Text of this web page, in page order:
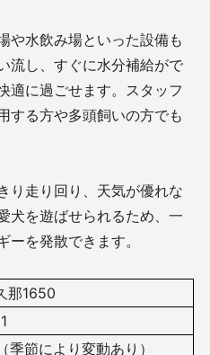
や水飲み場といった設備も
流し、すぐに水分補給がで
適に過ごせます。スタッフ
する方や多頭飼いの方でも
り走り回り、天気が優れな
犬を遊ばせられるため、一
を発散できます。
那1650
季節により変動あり）